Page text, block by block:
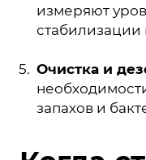
измеряют
стабилизации
Очистка и
запахов и